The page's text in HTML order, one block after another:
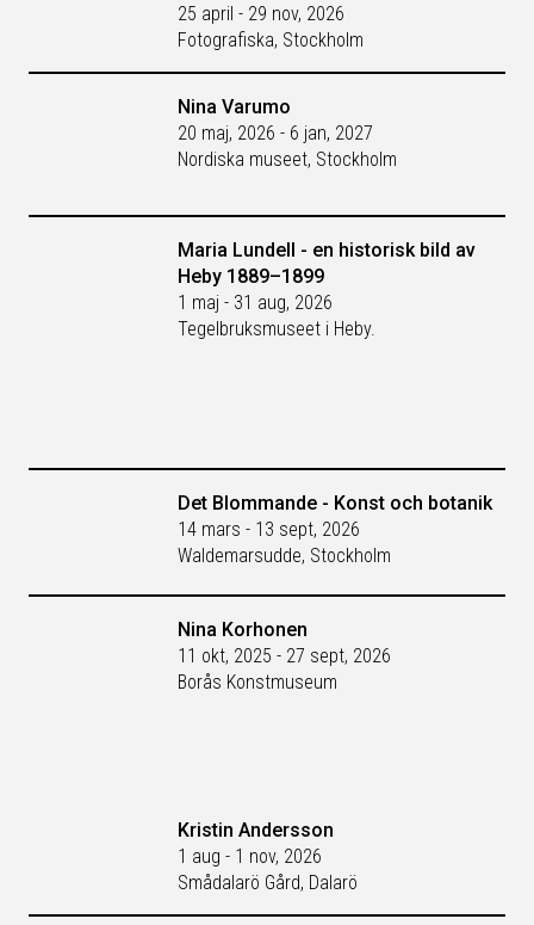
25 april - 29 nov, 2026
Fotografiska, Stockholm
Nina Varumo
20 maj, 2026 - 6 jan, 2027
Nordiska museet, Stockholm
Maria Lundell - en historisk bild av
Heby 1889–1899
1 maj - 31 aug, 2026
Tegelbruksmuseet i Heby.
Det Blommande - Konst och botanik
14 mars - 13 sept, 2026
Waldemarsudde, Stockholm
Nina Korhonen
11 okt, 2025 - 27 sept, 2026
Borås Konstmuseum
Kristin Andersson
1 aug - 1 nov, 2026
Smådalarö Gård, Dalarö